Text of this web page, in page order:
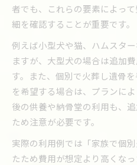
者でも、これらの要素によっ
細を確認することが重要です。
例えば小型犬や猫、ハムスタ
ますが、大型犬の場合は追加
す。また、個別で火葬し遺骨
を希望する場合は、プランに
後の供養や納骨堂の利用も、
ため注意が必要です。
実際の利用例では「家族で個
たため費用が想定より高くな